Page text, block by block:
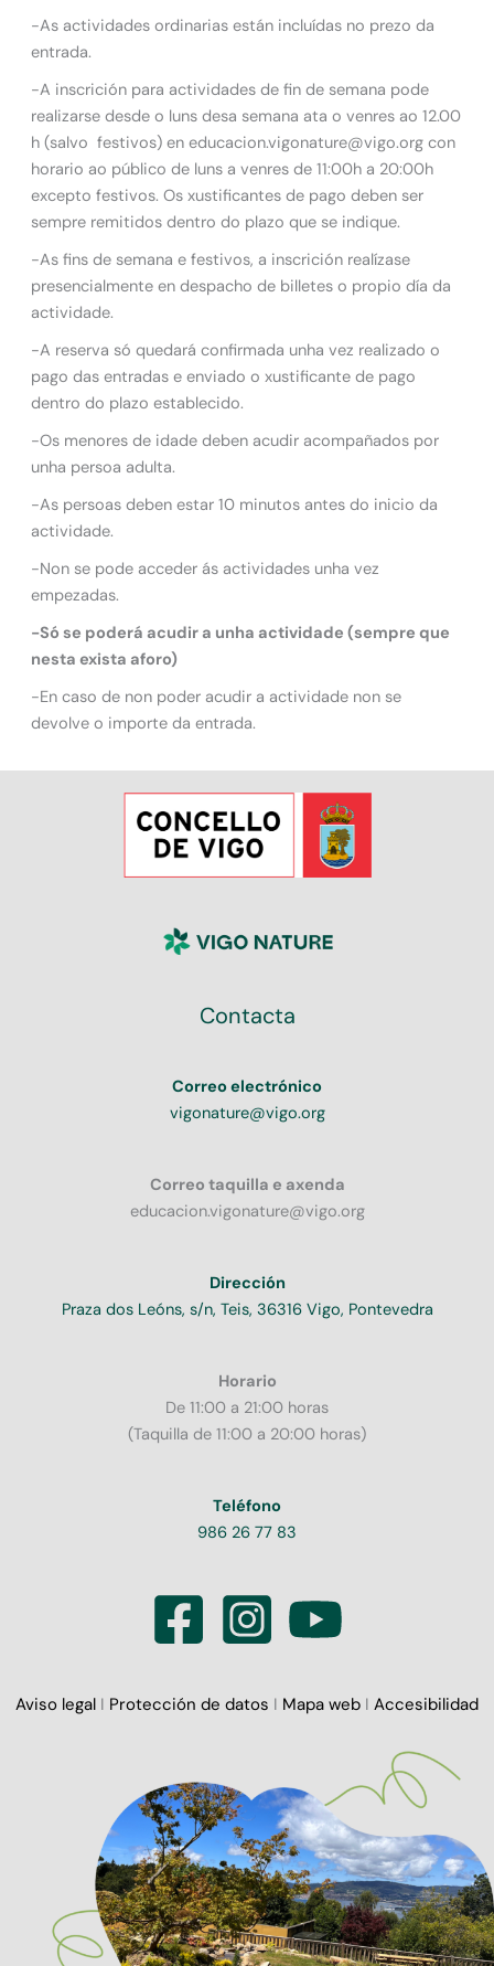
-As actividades ordinarias están incluídas no prezo da
entrada.
-A inscrición para actividades de fin de semana pode
realizarse desde o luns desa semana ata o venres ao 12.00
h (salvo festivos) en educacion.vigonature@vigo.org con
horario ao público de luns a venres de 11:00h a 20:00h
excepto festivos. Os xustificantes de pago deben ser
sempre remitidos dentro do plazo que se indique.
-As fins de semana e festivos, a inscrición realízase
presencialmente en despacho de billetes o propio día da
actividade.
-A reserva só quedará confirmada unha vez realizado o
pago das entradas e enviado o xustificante de pago
dentro do plazo establecido.
-Os menores de idade deben acudir acompañados por
unha persoa adulta.
-As persoas deben estar 10 minutos antes do inicio da
actividade.
-Non se pode acceder ás actividades unha vez
empezadas.
-Só se poderá acudir a unha actividade (sempre que
nesta exista aforo)
-En caso de non poder acudir a actividade non se
devolve o importe da entrada.
Contacta
Correo electrónico
vigonature@vigo.org
Correo taquilla e axenda
educacion.vigonature@vigo.org
Dirección
Praza dos Leóns, s/n, Teis, 36316 Vigo, Pontevedra
Horario
De 11:00 a 21:00 horas
(Taquilla de 11:00 a 20:00 horas)
Teléfono
986 26 77 83
Aviso legal I Protección de datos I Mapa web I Accesibilidad